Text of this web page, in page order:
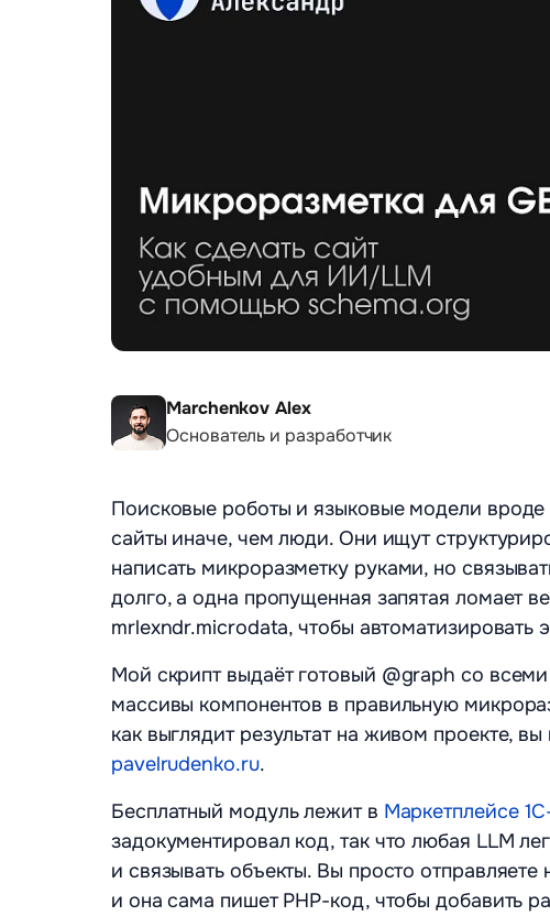
Marchenkov Alex
Основатель и разработчик
Поисковые роботы и языковые модели вроде
сайты иначе, чем люди. Они ищут
написать микроразметку руками, но
долго, а одна пропущенная запятая ломает
mrlexndr.microdata, чтобы автоматизировать
Мой скрипт выдаёт готовый @graph со
массивы компонентов в правильную
как выглядит результат на живом проекте,
pavelrudenko.ru.
Бесплатный модуль лежит в Маркетплейсе
задокументировал код, так что любая LLM
и связывать объекты. Вы просто
и она сама пишет PHP-код, чтобы добавить